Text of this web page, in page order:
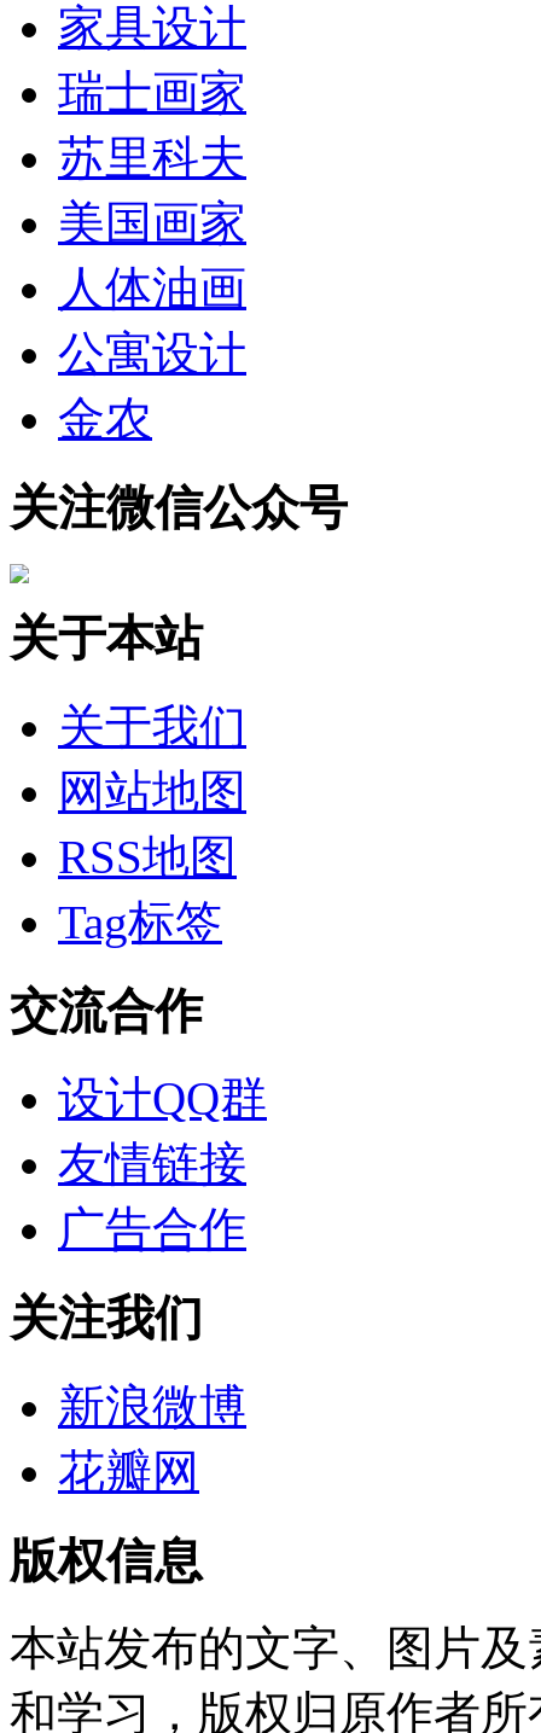
家具设计
瑞士画家
苏里科夫
美国画家
人体油画
公寓设计
金农
关注微信公众号
关于本站
关于我们
网站地图
RSS地图
Tag标签
交流合作
设计QQ群
友情链接
广告合作
关注我们
新浪微博
花瓣网
版权信息
本站发布的文字、图片
和学习，版权归原作者